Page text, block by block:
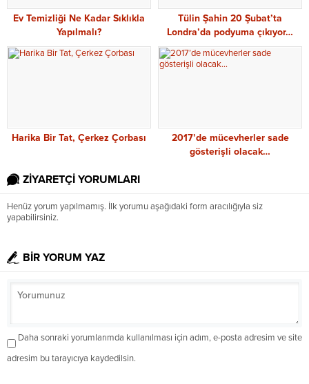
Ev Temizliği Ne Kadar Sıklıkla
Yapılmalı?
Tülin Şahin 20 Şubat’ta
Londra’da podyuma çıkıyor…
Harika Bir Tat, Çerkez Çorbası
2017’de mücevherler sade
gösterişli olacak…
ZİYARETÇİ YORUMLARI
Henüz yorum yapılmamış. İlk yorumu aşağıdaki form aracılığıyla siz
yapabilirsiniz.
BİR YORUM YAZ
Daha sonraki yorumlarımda kullanılması için adım, e-posta adresim ve site
adresim bu tarayıcıya kaydedilsin.